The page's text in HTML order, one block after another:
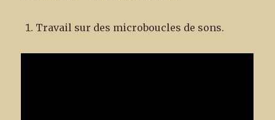
Travail sur des microboucles de sons.